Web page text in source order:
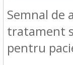
Semnal de
tratament
pentru